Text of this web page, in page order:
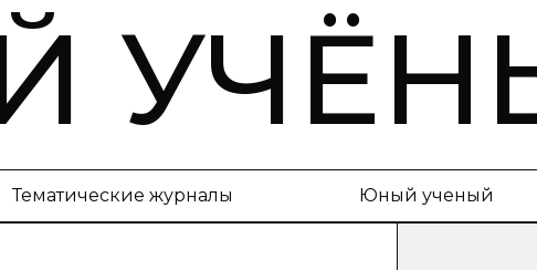
Тематические журналы Юный ученый